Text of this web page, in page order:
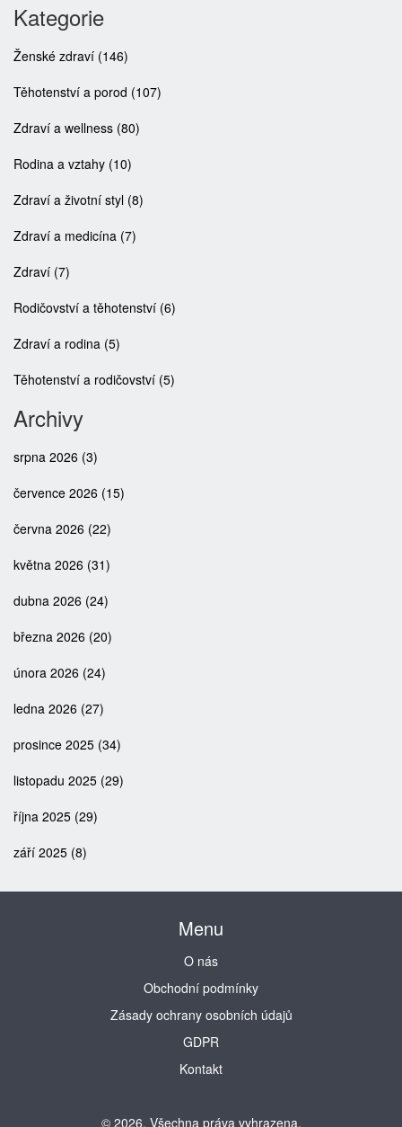
Kategorie
Ženské zdraví (146)
Těhotenství a porod (107)
Zdraví a wellness (80)
Rodina a vztahy (10)
Zdraví a životní styl (8)
Zdraví a medicína (7)
Zdraví (7)
Rodičovství a těhotenství (6)
Zdraví a rodina (5)
Těhotenství a rodičovství (5)
Archivy
srpna 2026 (3)
července 2026 (15)
června 2026 (22)
května 2026 (31)
dubna 2026 (24)
března 2026 (20)
února 2026 (24)
ledna 2026 (27)
prosince 2025 (34)
listopadu 2025 (29)
října 2025 (29)
září 2025 (8)
Menu
O nás
Obchodní podmínky
Zásady ochrany osobních údajů
GDPR
Kontakt
© 2026. Všechna práva vyhrazena.